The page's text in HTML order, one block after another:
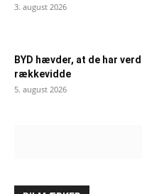
3. august 2026
BYD hævder, at de har
rækkevidde
5. august 2026